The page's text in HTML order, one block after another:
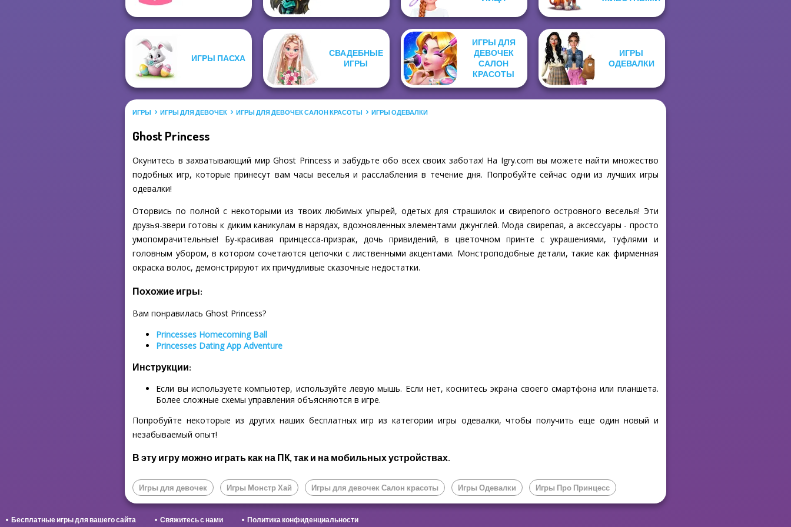
ИГРЫ ПАСХА
СВАДЕБНЫЕ
ИГРЫ
ИГРЫ ДЛЯ
ДЕВОЧЕК
САЛОН
КРАСОТЫ
ИГРЫ
ОДЕВАЛКИ
ИГРЫ ИГРЫ ДЛЯ ДЕВОЧЕК ИГРЫ ДЛЯ ДЕВОЧЕК САЛОН КРАСОТЫ ИГРЫ ОДЕВАЛКИ
Ghost Princess
Окунитесь в захватывающий мир Ghost Princess и забудьте обо всех своих заботах! На Igry.com вы можете найти множество
подобных игр, которые принесут вам часы веселья и расслабления в течение дня. Попробуйте сейчас одни из лучших игры
одевалки!
Оторвись по полной с некоторыми из твоих любимых упырей, одетых для страшилок и свирепого островного веселья! Эти
друзья-звери готовы к диким каникулам в нарядах, вдохновленных элементами джунглей. Мода свирепая, а аксессуары - просто
умопомрачительные! Бу-красивая принцесса-призрак, дочь привидений, в цветочном принте с украшениями, туфлями и
головным убором, в котором сочетаются цепочки с лиственными акцентами. Монстроподобные детали, такие как фирменная
окраска волос, демонстрируют их причудливые сказочные недостатки.
Похожие игры:
Вам понравилась Ghost Princess?
Princesses Homecoming Ball
Princesses Dating App Adventure
Инструкции:
Если вы используете компьютер, используйте левую мышь. Если нет, коснитесь экрана своего смартфона или планшета.
Более сложные схемы управления объясняются в игре.
Попробуйте некоторые из других наших бесплатных игр из категории игры одевалки, чтобы получить еще один новый и
незабываемый опыт!
В эту игру можно играть как на ПК, так и на мобильных устройствах.
Игры для девочек Игры Монстр Хай Игры для девочек Салон красоты Игры Одевалки Игры Про Принцесс
Бесплатные игры для вашего сайта Свяжитесь с нами Политика конфиденциальности